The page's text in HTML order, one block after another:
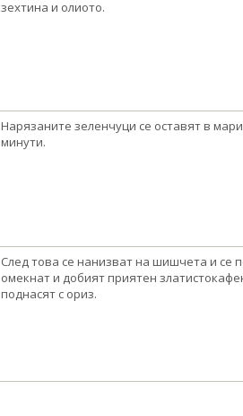
зехтина и олиото.
Нарязаните зеленчуци се оставят в
минути.
След това се нанизват на шишчета и се
омекнат и добият приятен
поднасят с ориз.